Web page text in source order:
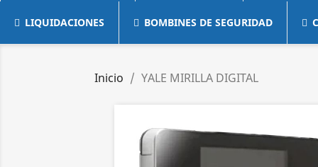
LIQUIDACIONES BOMBINES DE SEGURIDAD
Inicio YALE MIRILLA DIGITAL